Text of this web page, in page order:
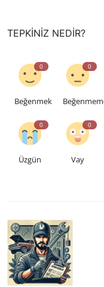
TEPKINIZ NEDIR?
0
Beğenmek
0
0
Üzgün
0
Vay